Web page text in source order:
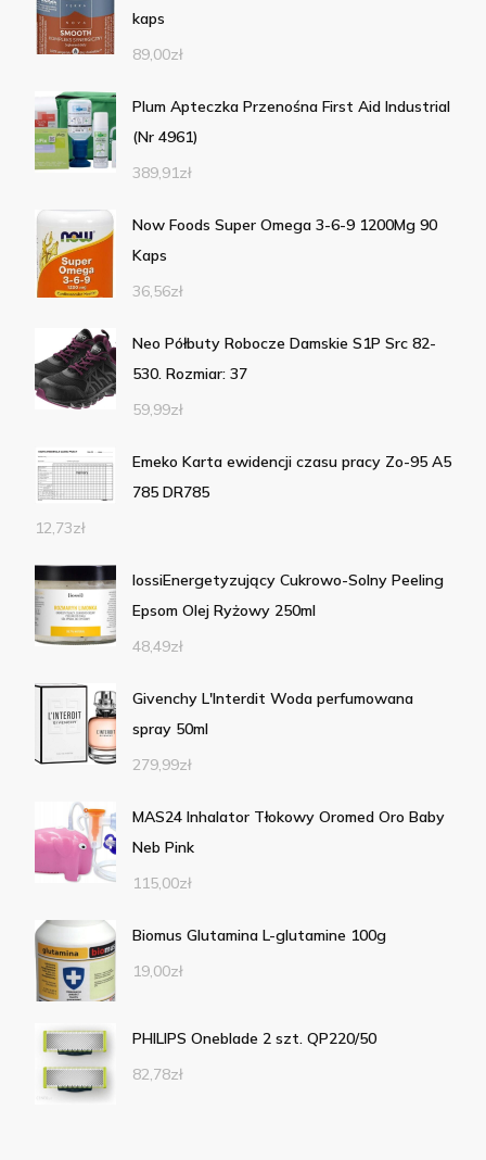
kaps
89,00zł
Plum Apteczka Przenośna First Aid Industrial
(Nr 4961)
389,91zł
Now Foods Super Omega 3-6-9 1200Mg 90
Kaps
36,56zł
Neo Półbuty Robocze Damskie S1P Src 82-
530. Rozmiar: 37
59,99zł
Emeko Karta ewidencji czasu pracy Zo-95 A5
785 DR785
12,73zł
IossiEnergetyzujący Cukrowo-Solny Peeling
Epsom Olej Ryżowy 250ml
48,49zł
Givenchy L'Interdit Woda perfumowana
spray 50ml
279,99zł
MAS24 Inhalator Tłokowy Oromed Oro Baby
Neb Pink
115,00zł
Biomus Glutamina L-glutamine 100g
19,00zł
PHILIPS Oneblade 2 szt. QP220/50
82,78zł